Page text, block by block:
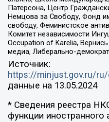
Патерсона, Центр
Немцова за Свободу, Фонд
свободу, Феминистское
Комитет независимости
Occupation of Karelia,
медиа, Либерально-
Источник:
https://minjust.gov.ru/
данные на 13.05.2024
* Сведения реестра
функции иностранного